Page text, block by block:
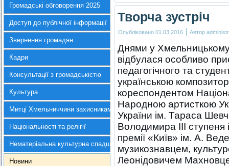
Громадські обговорення 2025
Доступ до публічної інформації
Звернення громадян
Кадри
Консультації з громадськістю
Культура
Митці Хмельниччини захисникам України
Національності та релігії
Нематеріальна культурна спадщина
Новини
Творча зустріч
Опубліковано 01.03.2016 | Автор
Днями у
відбулася особливо
педагогічного та
українською
кореспондентом
Народною артисткою
України ім. Тараса
Володимира ІІІ
премії «Київ» ім. А.
музикознавцем,
Леонідовичем